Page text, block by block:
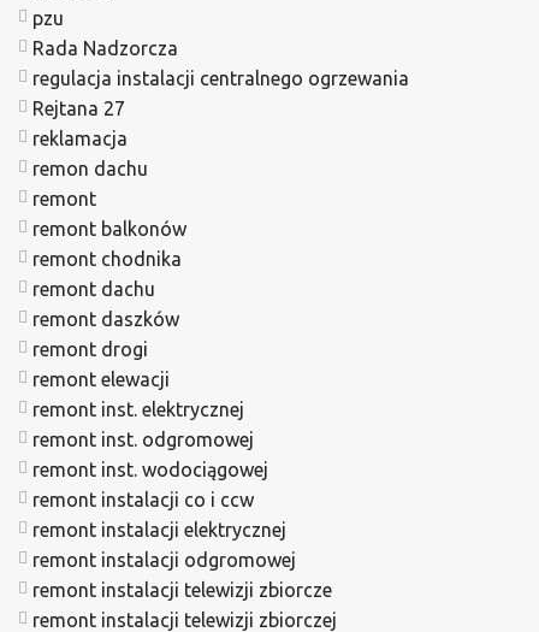
pzu
Rada Nadzorcza
regulacja instalacji centralnego ogrzewania
Rejtana 27
reklamacja
remon dachu
remont
remont balkonów
remont chodnika
remont dachu
remont daszków
remont drogi
remont elewacji
remont inst. elektrycznej
remont inst. odgromowej
remont inst. wodociągowej
remont instalacji co i ccw
remont instalacji elektrycznej
remont instalacji odgromowej
remont instalacji telewizji zbiorcze
remont instalacji telewizji zbiorczej